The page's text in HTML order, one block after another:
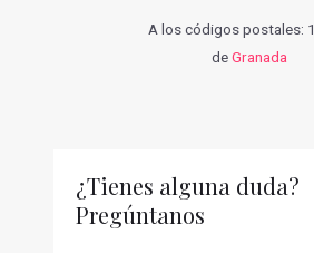
A los códigos postales:
deGranada
¿Tienes alguna duda?
Pregúntanos